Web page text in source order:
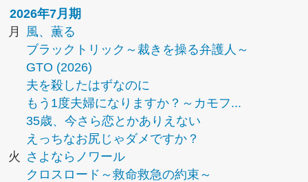
2026年7月期
月
風、薫る
ブラックトリック～裁きを操る弁護人～
GTO (2026)
夫を殺したはずなのに
もう1度夫婦になりますか？～カモフ...
35歳、今さら恋とかありえない
えっちなお尻じゃダメですか？
火
さよならノワール
クロスロード～救命救急の約束～